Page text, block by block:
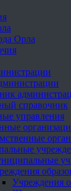
Орла
справочник
управления
Учреждения